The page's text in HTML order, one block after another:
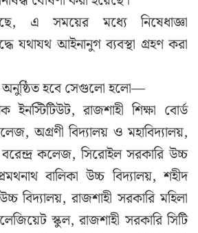
এ সময়ের মধ্যে নিষেধাজ্ঞা
যথাযথ আইনানুগ ব্যবস্থা গ্রহণ করা
অনুষ্ঠিত হবে সেগুলো হলো—
ইনস্টিটিউট, রাজশাহী শিক্ষা বোর্ড
অগ্রণী বিদ্যালয় ও মহাবিদ্যালয়,
কলেজ, সিরোইল সরকারি উচ্চ
বালিকা উচ্চ বিদ্যালয়, শহীদ
বিদ্যালয়, রাজশাহী সরকারি মহিলা
স্কুল, রাজশাহী সরকারি সিটি